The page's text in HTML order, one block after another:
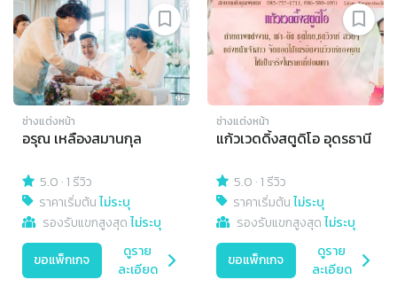
ช่างแต่งหน้า
อรุณ เหลืองสมานกุล
5.0 ·1 รีวิว
ราคาเริ่มต้นไม่ระบุ
รองรับแขกสูงสุดไม่ระบุ
ขอแพ็กเกจ
ดูราย
ละเอียด
ช่างแต่งหน้า
แก้วเวดดิ้งสตูดิโอ อุดรธานี
5.0 ·1 รีวิว
ราคาเริ่มต้นไม่ระบุ
รองรับแขกสูงสุดไม่ระบุ
ขอแพ็กเกจ
ดูราย
ละเอียด